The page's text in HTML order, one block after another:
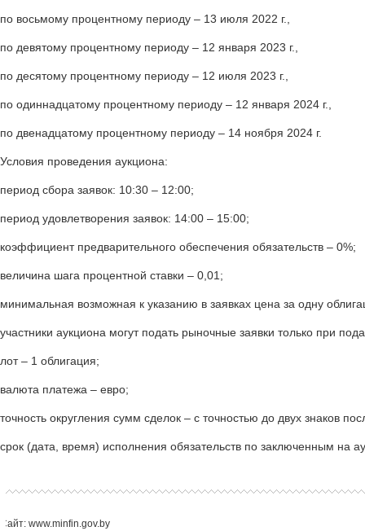
по восьмому процентному периоду – 13 июля 2022 г.,
по девятому процентному периоду – 12 января 2023 г.,
по десятому процентному периоду – 12 июля 2023 г.,
по одиннадцатому процентному периоду – 12 января 2024 г.,
по двенадцатому процентному периоду – 14 ноября 2024 г.
Условия проведения аукциона:
период сбора заявок: 10:30 – 12:00;
период удовлетворения заявок: 14:00 – 15:00;
коэффициент предварительного обеспечения обязательств – 0%;
величина шага процентной ставки – 0,01;
минимальная возможная к указанию в заявках цена за одну
участники аукциона могут подать рыночные заявки только при
лот – 1 облигация;
валюта платежа – евро;
точность округления сумм сделок – с точностью до двух знаков
срок (дата, время) исполнения обязательств по заключенным на
Сайт: www.minfin.gov.by